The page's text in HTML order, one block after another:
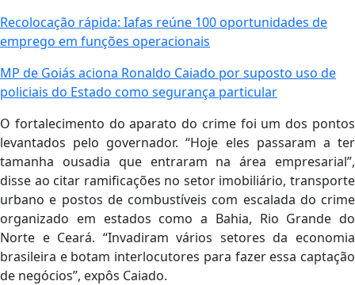
Recolocação rápida: Iafas reúne 100 oportunidades de
emprego em funções operacionais
MP de Goiás aciona Ronaldo Caiado por suposto uso de
policiais do Estado como segurança particular
O fortalecimento do aparato do crime foi um dos pontos
levantados pelo governador. “Hoje eles passaram a ter
tamanha ousadia que entraram na área empresarial”,
disse ao citar ramificações no setor imobiliário, transporte
urbano e postos de combustíveis com escalada do crime
organizado em estados como a Bahia, Rio Grande do
Norte e Ceará. “Invadiram vários setores da economia
brasileira e botam interlocutores para fazer essa captação
de negócios”, expôs Caiado.